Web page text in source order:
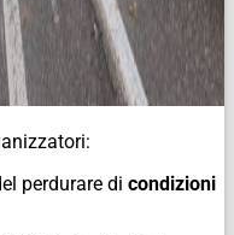
perdurare di condizioni